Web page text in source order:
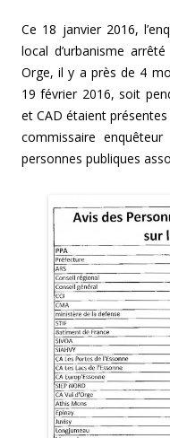
Ce 18 janvier 2016,
local d’urbanisme
Orge, il y a près de 4
19 février 2016, soit
et CAD étaient
commissaire
personnes publiques